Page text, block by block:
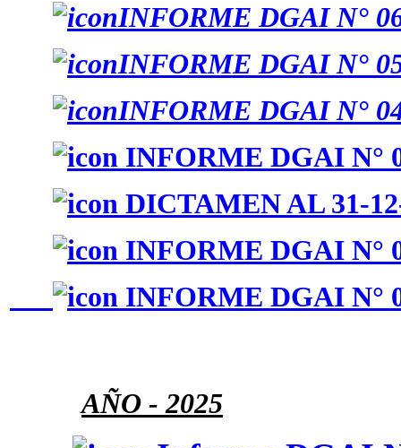
INFORME DGAI N°
INFORME DGAI N°
INFORME DGAI N°
INFORME DGAI N°
DICTAMEN AL 31-
INFORME DGAI N°
INFORME DGAI N°
AÑO - 2025